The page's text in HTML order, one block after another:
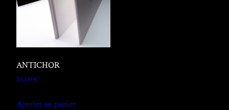
ANTICHOR
25,00€
Ajouter au panier